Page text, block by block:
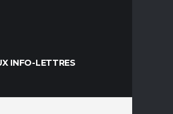
INFO-LETTRES